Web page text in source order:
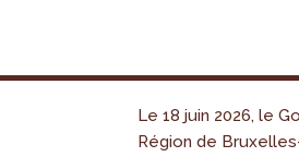
Le 18 juin 2026, le
Région de